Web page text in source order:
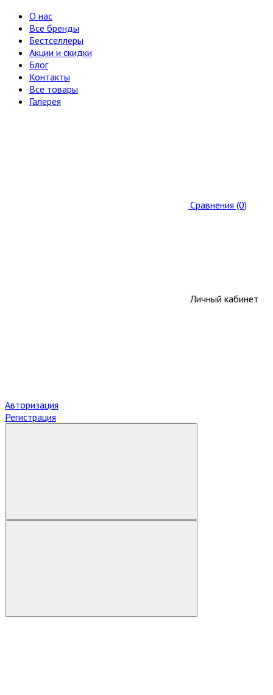
О нас
Все бренды
Бестселлеры
Акции и скидки
Блог
Контакты
Все товары
Галерея
Сравнения (0)
Личный кабинет
Авторизация
Регистрация